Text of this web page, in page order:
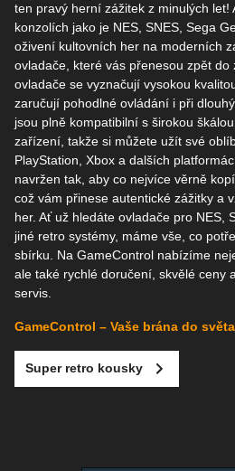
ten pravý herní zážitek z minulých let!
konzolích jako je NES, SNES, Sega
oživení kultovních her na moderních
ovladače, které vás přenesou zpět
ovladače se vyznačují vysokou
zaručují pohodlné ovládání i při
jsou plně kompatibilní s širokou
zařízení, takže si můžete užít své
PlayStation, Xbox a dalších
navržen tak, aby co nejvíce věrně
což vám přinese autentické zážitky a
her. Ať už hledáte ovladače pro NES,
jiné retro systémy, máme vše, co
sbírku. Na GameControl nabízíme
ale také rychlé doručení, skvělé ceny
servis.
GameControl – Vaše brána do
Super retro kousky